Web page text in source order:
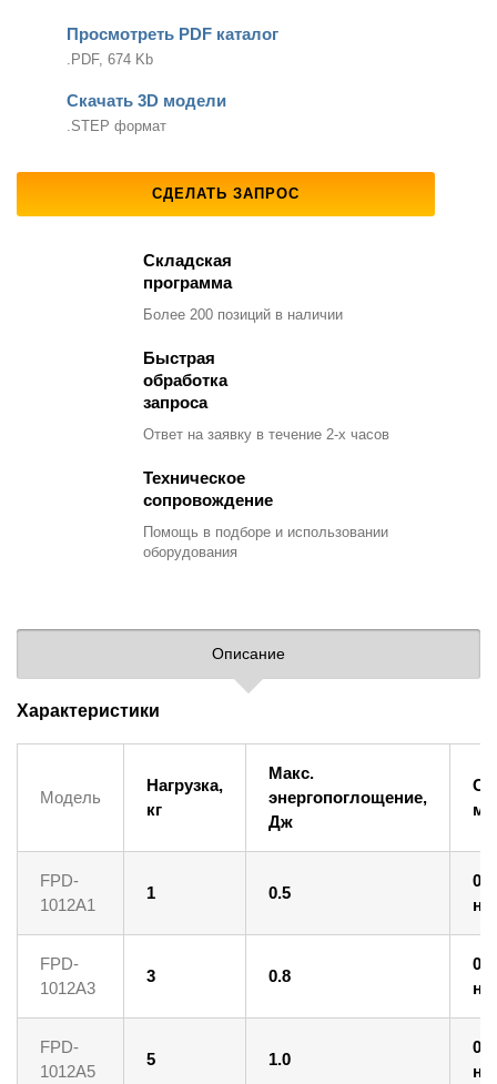
Просмотреть PDF каталог
.PDF, 674 Kb
Скачать 3D модели
.STEP формат
СДЕЛАТЬ ЗАПРОС
Складская
программа
Более 200 позиций в наличии
Быстрая
обработка
запроса
Ответ на заявку в течение 2-х часов
Техническое
сопровождение
Помощь в подборе и использовании
оборудования
Описание
Характеристики
Модель
Нагрузка,
кг
Макс.
энергопоглощение,
Дж
м/с
FPD-
1012A1
1 0.5
FPD-
1012A3
3 0.8
FPD-
1012A5
5 1.0